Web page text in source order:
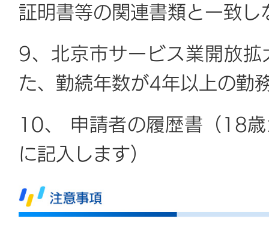
証明書等の関連書類と一致
9、北京市サービス業開放
た、勤続年数が4年以上の勤
10、 申請者の履歴書（18
に記入します）